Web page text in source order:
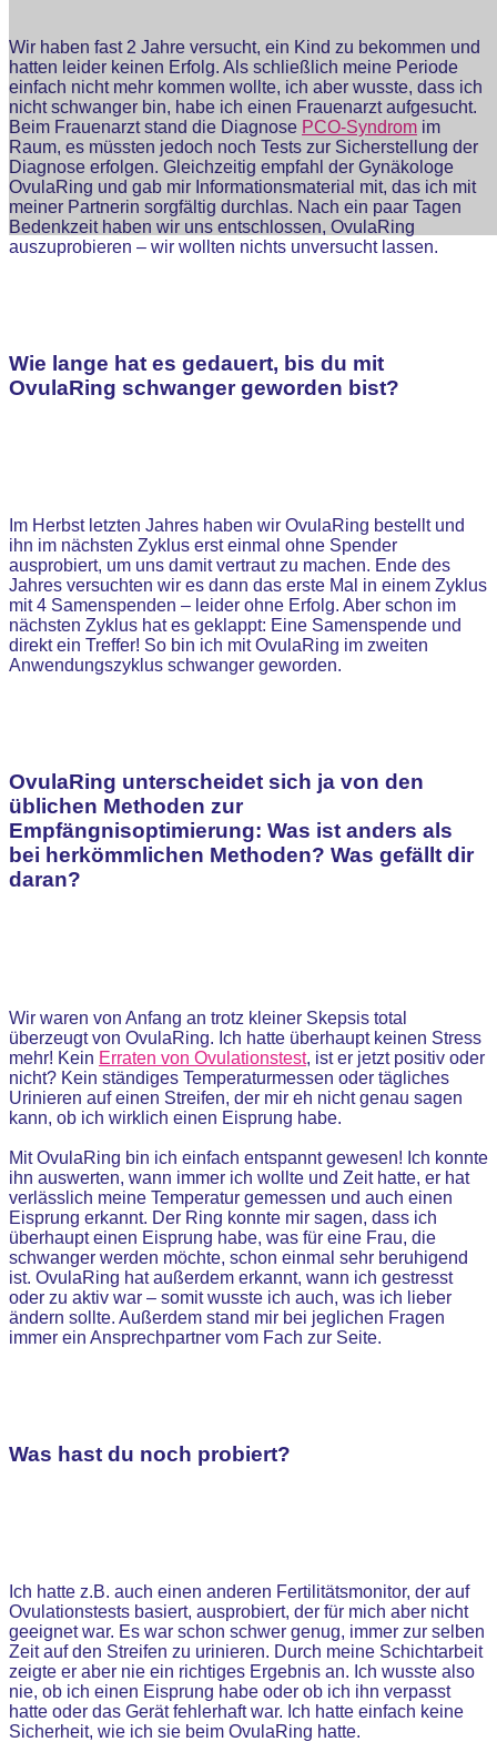
Wir haben fast 2 Jahre versucht, ein Kind zu bekommen und
hatten leider keinen Erfolg. Als schließlich meine Periode
einfach nicht mehr kommen wollte, ich aber wusste, dass ich
nicht schwanger bin, habe ich einen Frauenarzt aufgesucht.
Beim Frauenarzt stand die Diagnose PCO-Syndrom im
Raum, es müssten jedoch noch Tests zur Sicherstellung der
Diagnose erfolgen. Gleichzeitig empfahl der Gynäkologe
OvulaRing und gab mir Informationsmaterial mit, das ich mit
meiner Partnerin sorgfältig durchlas. Nach ein paar Tagen
Bedenkzeit haben wir uns entschlossen, OvulaRing
auszuprobieren – wir wollten nichts unversucht lassen.
Wie lange hat es gedauert, bis du mit
OvulaRing schwanger geworden bist?
Im Herbst letzten Jahres haben wir OvulaRing bestellt und
ihn im nächsten Zyklus erst einmal ohne Spender
ausprobiert, um uns damit vertraut zu machen. Ende des
Jahres versuchten wir es dann das erste Mal in einem Zyklus
mit 4 Samenspenden – leider ohne Erfolg. Aber schon im
nächsten Zyklus hat es geklappt: Eine Samenspende und
direkt ein Treffer! So bin ich mit OvulaRing im zweiten
Anwendungszyklus schwanger geworden.
OvulaRing unterscheidet sich ja von den
üblichen Methoden zur
Empfängnisoptimierung: Was ist anders als
bei herkömmlichen Methoden? Was gefällt dir
daran?
Wir waren von Anfang an trotz kleiner Skepsis total
überzeugt von OvulaRing. Ich hatte überhaupt keinen Stress
mehr! Kein Erraten von Ovulationstest, ist er jetzt positiv oder
nicht? Kein ständiges Temperaturmessen oder tägliches
Urinieren auf einen Streifen, der mir eh nicht genau sagen
kann, ob ich wirklich einen Eisprung habe.
Mit OvulaRing bin ich einfach entspannt gewesen! Ich konnte
ihn auswerten, wann immer ich wollte und Zeit hatte, er hat
verlässlich meine Temperatur gemessen und auch einen
Eisprung erkannt. Der Ring konnte mir sagen, dass ich
überhaupt einen Eisprung habe, was für eine Frau, die
schwanger werden möchte, schon einmal sehr beruhigend
ist. OvulaRing hat außerdem erkannt, wann ich gestresst
oder zu aktiv war – somit wusste ich auch, was ich lieber
ändern sollte. Außerdem stand mir bei jeglichen Fragen
immer ein Ansprechpartner vom Fach zur Seite.
Was hast du noch probiert?
Ich hatte z.B. auch einen anderen Fertilitätsmonitor, der auf
Ovulationstests basiert, ausprobiert, der für mich aber nicht
geeignet war. Es war schon schwer genug, immer zur selben
Zeit auf den Streifen zu urinieren. Durch meine Schichtarbeit
zeigte er aber nie ein richtiges Ergebnis an. Ich wusste also
nie, ob ich einen Eisprung habe oder ob ich ihn verpasst
hatte oder das Gerät fehlerhaft war. Ich hatte einfach keine
Sicherheit, wie ich sie beim OvulaRing hatte.